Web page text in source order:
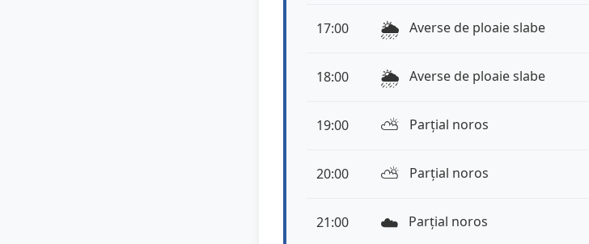
17:00 🌦️ Averse de ploaie slabe
18:00 🌦️ Averse de ploaie slabe
19:00 ⛅️ Parțial noros
20:00 ⛅️ Parțial noros
21:00 ☁️ Parțial noros